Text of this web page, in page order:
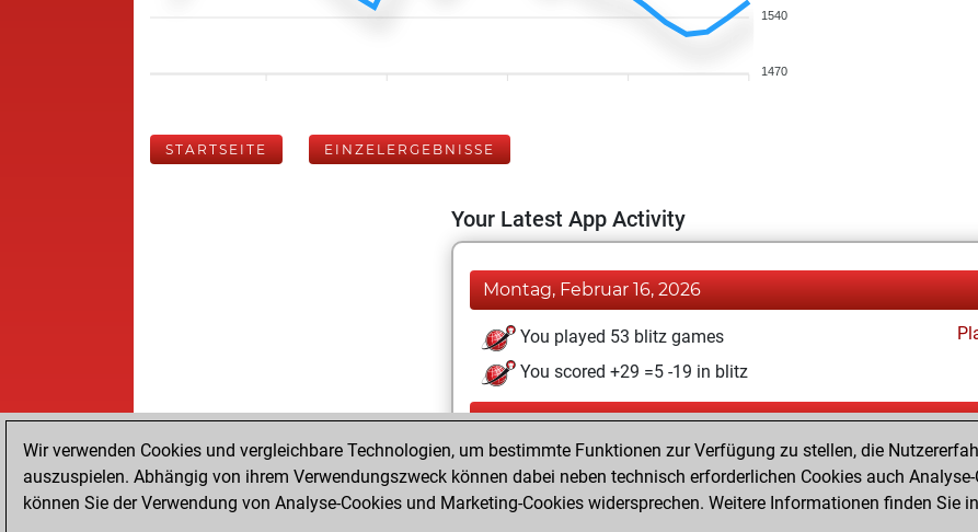
1540
1470
STARTSEITE EINZELERGEBNISSE
Your Latest App Activity
Montag, Februar 16, 2026
You played 53 blitz games
You scored +29 =5 -19 in blitz
Mittwoch, Februar 11, 2026
You played 28 bullet games
You scored +12 =0 -16 in bullet
Wir verwenden Cookies und vergleichbare Technologien, um bestimmte Funktionen zur Verfügung zu stellen, die
auszuspielen. Abhängig von ihrem Verwendungszweck können dabei neben technisch erforderlichen Cookies auch
können Sie der Verwendung von Analyse-Cookies und Marketing-Cookies widersprechen. Weitere Informationen finden Sie